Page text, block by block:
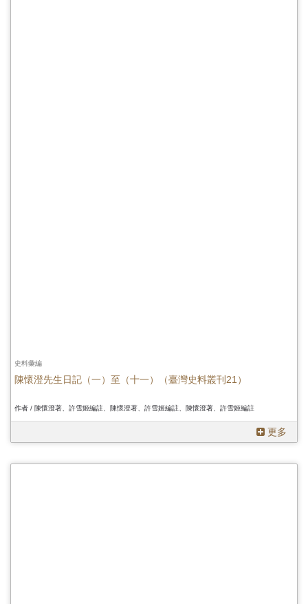
史料彙編
陳懷澄先生日記（一）至（十一）（臺灣史料叢刊21）
作者 / 陳懷澄著、許雪姬編註、陳懷澄著、許雪姬編註、陳懷澄著、許雪姬編註
更多